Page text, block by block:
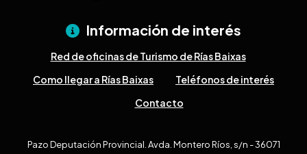
Información de interés
Red de oficinas de Turismo de Rías Baixas
Como llegar a Rías Baixas
Teléfonos de interés
Contacto
Pazo Deputación Provincial. Avda. Montero Ríos, s/n - 36071